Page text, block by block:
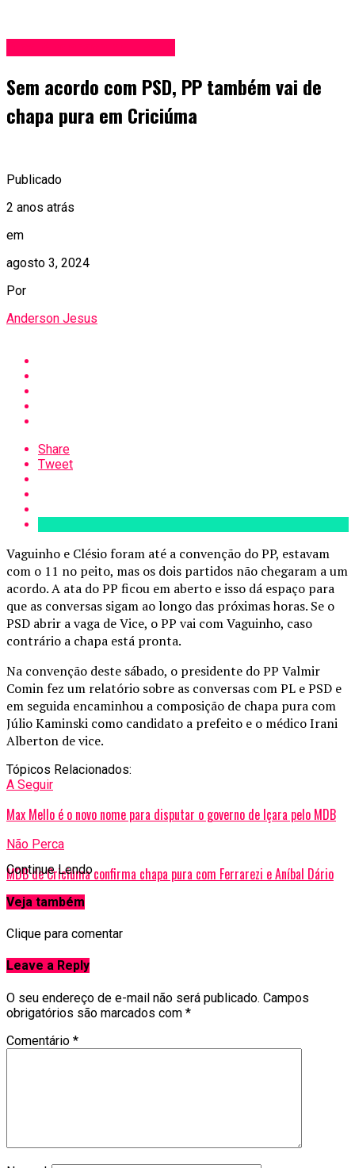
Sem acordo com PSD, PP também vai de
chapa pura em Criciúma
Publicado
2 anos atrás
em
agosto 3, 2024
Por
Anderson Jesus
Share
Tweet
Vaguinho e Clésio foram até a convenção do PP, estavam
com o 11 no peito, mas os dois partidos não chegaram a um
acordo. A ata do PP ficou em aberto e isso dá espaço para
que as conversas sigam ao longo das próximas horas. Se o
PSD abrir a vaga de Vice, o PP vai com Vaguinho, caso
contrário a chapa está pronta.
Na convenção deste sábado, o presidente do PP Valmir
Comin fez um relatório sobre as conversas com PL e PSD e
em seguida encaminhou a composição de chapa pura com
Júlio Kaminski como candidato a prefeito e o médico Irani
Alberton de vice.
Tópicos Relacionados:
A Seguir
Max Mello é o novo nome para disputar o governo de Içara pelo MDB
Não Perca
MDB de Criciúma confirma chapa pura com Ferrarezi e Aníbal Dário
Continue Lendo
Veja também
Clique para comentar
Leave a Reply
O seu endereço de e-mail não será publicado. Campos
obrigatórios são marcados com *
Comentário *